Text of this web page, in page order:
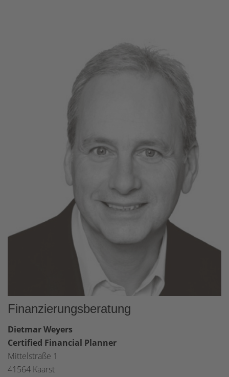
Finanzierungsberatung
Dietmar Weyers
Certified Financial Planner
Mittelstraße 1
41564 Kaarst